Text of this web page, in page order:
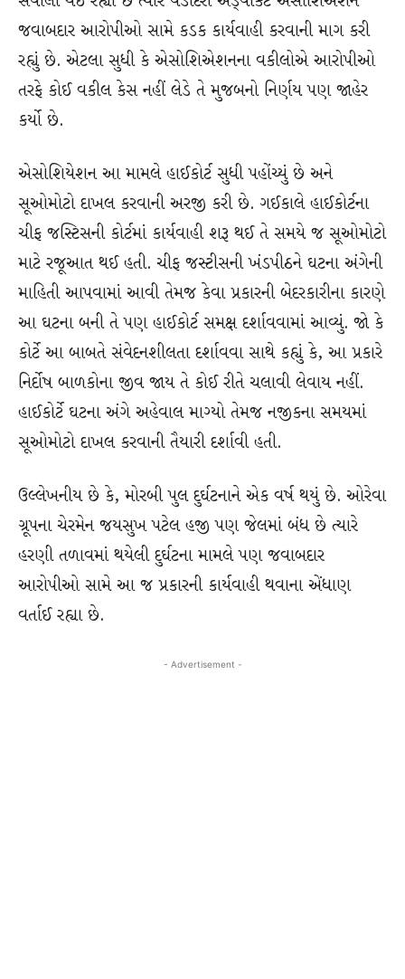
જવાબદાર આરોપીઓ સામે કડક કાર્યવાહી કરવાની માગ કરી
રહ્યું છે. એટલા સુધી કે એસોશિએશનના વકીલોએ આરોપીઓ
તરફે કોઈ વકીલ કેસ નહીં લેડે તે મુજબનો નિર્ણય પણ જાહેર
કર્યો છે.
એસોશિયેશન આ મામલે હાઈકોર્ટ સુધી પહોંચ્યું છે અને
સૂઓમોટો દાખલ કરવાની અરજી કરી છે. ગઈકાલે હાઈકોર્ટના
ચીફ જસ્ટિસની કોર્ટમાં કાર્યવાહી શરૂ થઈ તે સમયે જ સૂઓમોટો
માટે રજૂઆત થઈ હતી. ચીફ જસ્ટીસની ખંડપીઠને ઘટના અંગેની
માહિતી આપવામાં આવી તેમજ કેવા પ્રકારની બેદરકારીના કારણે
આ ઘટના બની તે પણ હાઈકોર્ટ સમક્ષ દર્શાવવામાં આવ્યું. જો કે
કોર્ટે આ બાબતે સંવેદનશીલતા દર્શાવવા સાથે કહ્યું કે, આ પ્રકારે
નિર્દોષ બાળકોના જીવ જાય તે કોઈ રીતે ચલાવી લેવાય નહીં.
હાઈકોર્ટે ઘટના અંગે અહેવાલ માગ્યો તેમજ નજીકના સમયમાં
સૂઓમોટો દાખલ કરવાની તૈયારી દર્શાવી હતી.
ઉલ્લેખનીય છે કે, મોરબી પુલ દુર્ઘટનાને એક વર્ષ થયું છે. ઓરેવા
ગ્રૂપના ચેરમેન જયસુખ પટેલ હજી પણ જેલમાં બંધ છે ત્યારે
હરણી તળાવમાં થયેલી દુર્ઘટના મામલે પણ જવાબદાર
આરોપીઓ સામે આ જ પ્રકારની કાર્યવાહી થવાના એંધાણ
વર્તાઈ રહ્યા છે.
- Advertisement -